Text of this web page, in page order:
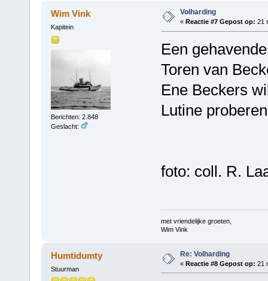
Wim Vink
Kapitein
Berichten: 2.848
Geslacht:
Volharding
« Reactie #7 Gepost op: 21
Een
Toren van
Ene Beckers
Lutine
foto: coll. R.
met vriendelijke groeten,
Wim Vink
Humtidumty
Stuurman
Re: Volharding
« Reactie #8 Gepost op: 21